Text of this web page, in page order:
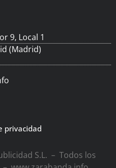
9, Local 1
(Madrid)
privacidad
S.L. – Todos los